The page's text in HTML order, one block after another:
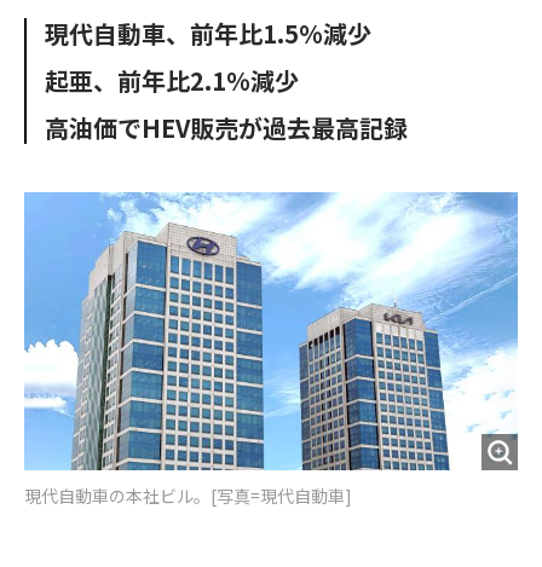
o
k
e
現代自動車、前年比1.5%減少
起亜、前年比2.1%減少
高油価でHEV販売が過去最高記録
現代自動車の本社ビル。[写真=現代自動車]